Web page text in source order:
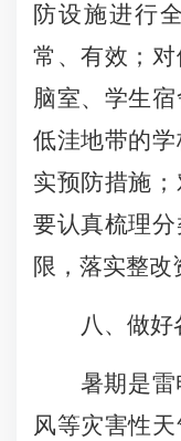
防设施进行
常、有效；
脑室、学生
低洼地带的
实预防措施
要认真梳理
限，落实整改
八、做好
暑期是
风等灾害性